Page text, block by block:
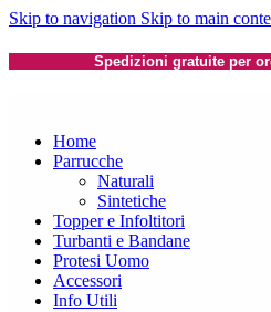
Skip to navigation Skip to main
Spedizioni gratuite per
Home
Parrucche
Naturali
Sintetiche
Topper e Infoltitori
Turbanti e Bandane
Protesi Uomo
Accessori
Info Utili